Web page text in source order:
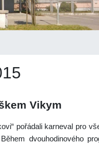
Vikym
pořádali karneval pro
dvouhodinového